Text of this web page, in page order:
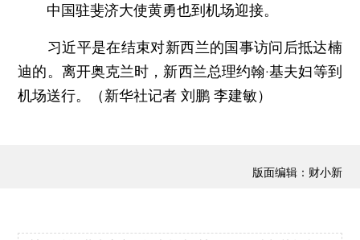
中国驻斐济大使黄勇也到机场迎接。
习近平是在结束对新西兰的国事访问后抵达楠
迪的。离开奥克兰时，新西兰总理约翰·基夫妇等到
机场送行。（新华社记者 刘鹏 李建敏）
版面编辑：财小新